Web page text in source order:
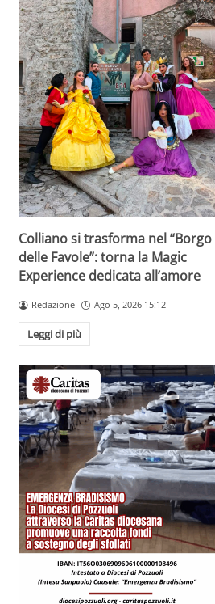
Colliano si trasforma nel “Borgo
delle Favole”: torna la Magic
Experience dedicata all’amore
Redazione Ago 5, 2026 15:12
Leggi di più